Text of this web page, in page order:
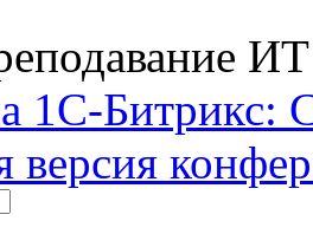
1С-Битрикс:
версия